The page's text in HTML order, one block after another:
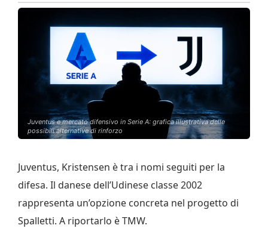
Juventus e mercato difensivo in Serie A: grafica illustrativa delle
possibili alternative di rinforzo
Juventus, Kristensen è tra i nomi seguiti per la
difesa. Il danese dell’Udinese classe 2002
rappresenta un’opzione concreta nel progetto di
Spalletti. A riportarlo è TMW.